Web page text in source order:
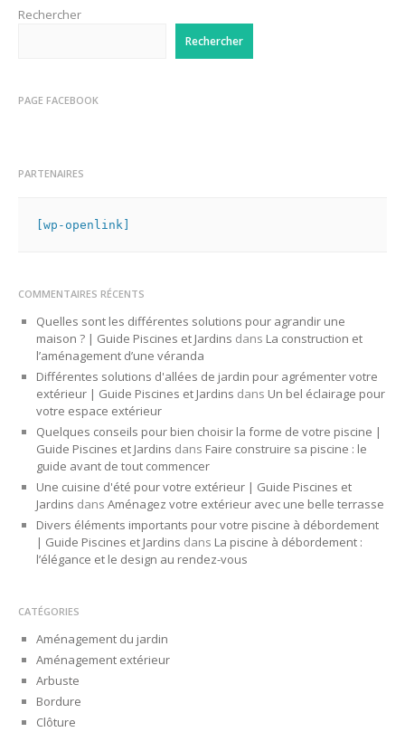
Rechercher
Rechercher
PAGE FACEBOOK
PARTENAIRES
[wp-openlink]
COMMENTAIRES RÉCENTS
Quelles sont les différentes solutions pour agrandir une
maison ? | Guide Piscines et Jardins dans La construction et
l’aménagement d’une véranda
Différentes solutions d'allées de jardin pour agrémenter votre
extérieur | Guide Piscines et Jardins dans Un bel éclairage pour
votre espace extérieur
Quelques conseils pour bien choisir la forme de votre piscine |
Guide Piscines et Jardins dans Faire construire sa piscine : le
guide avant de tout commencer
Une cuisine d'été pour votre extérieur | Guide Piscines et
Jardins dans Aménagez votre extérieur avec une belle terrasse
Divers éléments importants pour votre piscine à débordement
| Guide Piscines et Jardins dans La piscine à débordement :
l’élégance et le design au rendez-vous
CATÉGORIES
Aménagement du jardin
Aménagement extérieur
Arbuste
Bordure
Clôture